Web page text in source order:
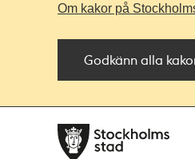
Om kakor på
Godkänn alla
navigationen
huvudinnehållet